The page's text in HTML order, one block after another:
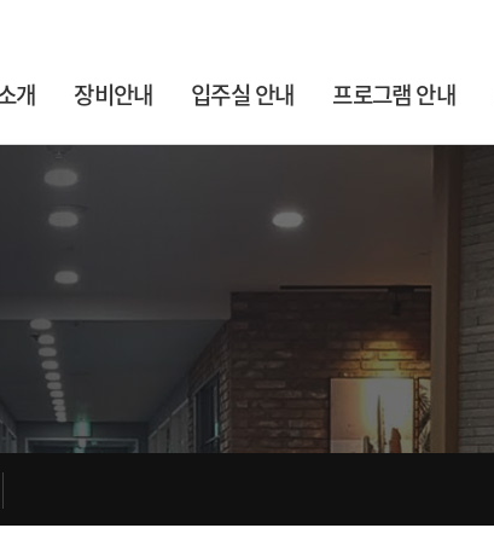
개 장비안내 입주실 안내 프로그램 안내